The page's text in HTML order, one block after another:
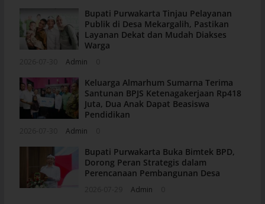
Bupati Purwakarta Tinjau Pelayanan
Publik di Desa Mekargalih, Pastikan
Layanan Dekat dan Mudah Diakses
Warga
Admin
Keluarga Almarhum Sumarna Terima
Santunan BPJS Ketenagakerjaan Rp418
Juta, Dua Anak Dapat Beasiswa
Pendidikan
Admin
Bupati Purwakarta Buka Bimtek BPD,
Dorong Peran Strategis dalam
Perencanaan Pembangunan Desa
Admin